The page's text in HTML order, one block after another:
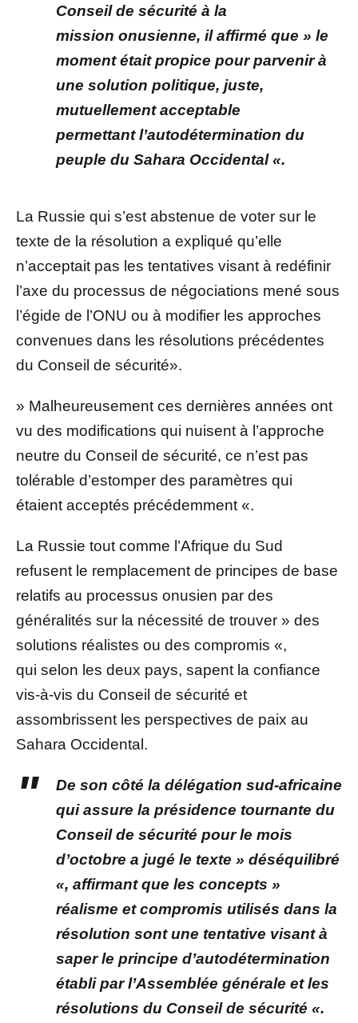
Conseil de sécurité à la
mission onusienne, il affirmé que » le
moment était propice pour parvenir à
une solution politique, juste,
mutuellement acceptable
permettant l’autodétermination du
peuple du Sahara Occidental «.
La Russie qui s’est abstenue de voter sur le
texte de la résolution a expliqué qu’elle
n’acceptait pas les tentatives visant à redéfinir
l’axe du processus de négociations mené sous
l’égide de l’ONU ou à modifier les approches
convenues dans les résolutions précédentes
du Conseil de sécurité».
» Malheureusement ces dernières années ont
vu des modifications qui nuisent à l’approche
neutre du Conseil de sécurité, ce n’est pas
tolérable d’estomper des paramètres qui
étaient acceptés précédemment «.
La Russie tout comme l’Afrique du Sud
refusent le remplacement de principes de base
relatifs au processus onusien par des
généralités sur la nécessité de trouver » des
solutions réalistes ou des compromis «,
qui selon les deux pays, sapent la confiance
vis-à-vis du Conseil de sécurité et
assombrissent les perspectives de paix au
Sahara Occidental.
De son côté la délégation sud-africaine
qui assure la présidence tournante du
Conseil de sécurité pour le mois
d’octobre a jugé le texte » déséquilibré
«, affirmant que les concepts »
réalisme et compromis utilisés dans la
résolution sont une tentative visant à
saper le principe d’autodétermination
établi par l’Assemblée générale et les
résolutions du Conseil de sécurité «.